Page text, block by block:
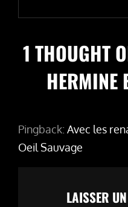
1 THOUGHT
HERMINE
Pingback: Avec les
Oeil Sauvage
LAISSER